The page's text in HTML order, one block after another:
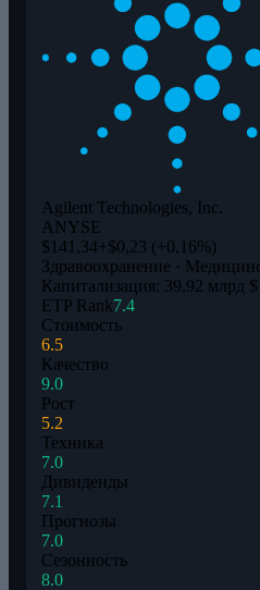
Agilent Technologies, Inc.
ANYSE
$141,34+$0,23 (+0,16%)
Здравоохранение ·
Капитализация: 39,92 млрд $
ETP Rank7.4
Стоимость
6.5
Качество
9.0
Рост
5.2
Техника
7.0
Дивиденды
7.1
Прогнозы
7.0
Сезонность
8.0